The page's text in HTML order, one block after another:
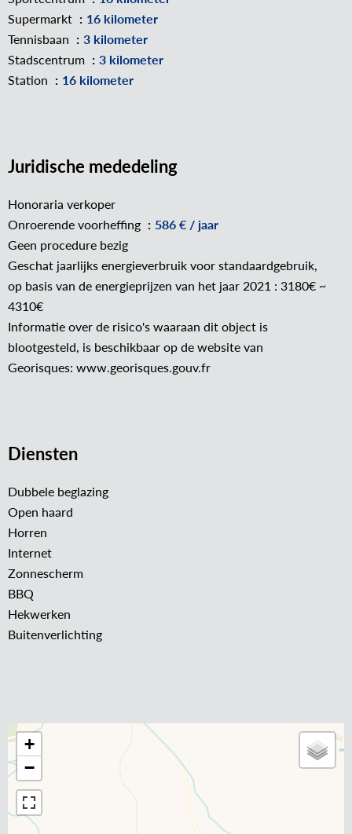
Supermarkt
16 kilometer
Tennisbaan
3 kilometer
Stadscentrum
3 kilometer
Station
16 kilometer
Juridische mededeling
Honoraria verkoper
Onroerende voorheffing
586 € / jaar
Geen procedure bezig
Geschat jaarlijks energieverbruik voor standaardgebruik,
op basis van de energieprijzen van het jaar 2021 : 3180€ ~
4310€
Informatie over de risico's waaraan dit object is
blootgesteld, is beschikbaar op de website van
Georisques: www.georisques.gouv.fr
Diensten
Dubbele beglazing
Open haard
Horren
Internet
Zonnescherm
BBQ
Hekwerken
Buitenverlichting
+
−